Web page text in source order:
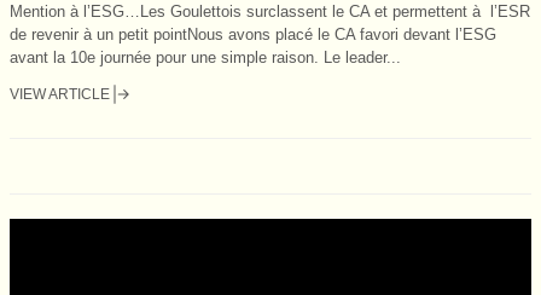
Mention à l’ESG…Les Goulettois surclassent le CA et permettent à l’ESR
de revenir à un petit pointNous avons placé le CA favori devant l’ESG
avant la 10e journée pour une simple raison. Le leader...
VIEW ARTICLE